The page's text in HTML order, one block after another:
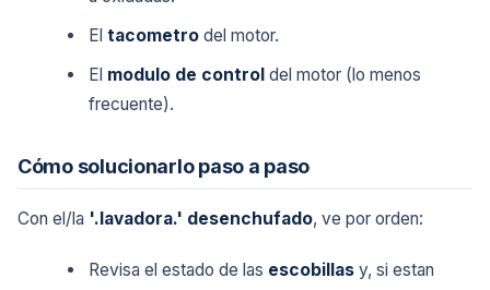
Eltacometro del motor.
El modulo de control del motor (lo menos
frecuente).
Cómo solucionarlo paso a paso
Con el/la '.lavadora.' desenchufado, ve por orden:
Revisa el estado de las escobillas y, si estan